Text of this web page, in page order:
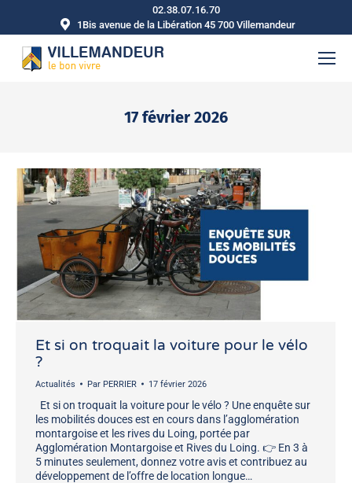
02.38.07.16.70
1Bis avenue de la Libération 45 700 Villemandeur
17 février 2026
Et si on troquait la voiture pour le vélo
?
Actualités Par PERRIER 17 février 2026
Et si on troquait la voiture pour le vélo ? Une enquête sur
les mobilités douces est en cours dans l’agglomération
montargoise et les rives du Loing, portée par
Agglomération Montargoise et Rives du Loing. 👉 En 3 à
5 minutes seulement, donnez votre avis et contribuez au
développement de l’offre de location longue…